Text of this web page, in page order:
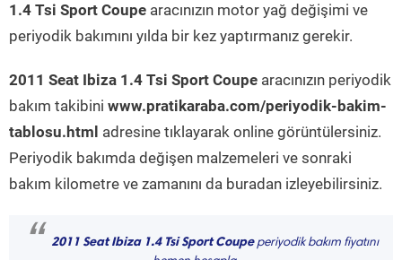
1.4 Tsi Sport Coupe aracınızın motor yağ değişimi ve
periyodik bakımını yılda bir kez yaptırmanız gerekir.
2011 Seat Ibiza 1.4 Tsi Sport Coupe aracınızın periyodik
bakım takibini www.pratikaraba.com/periyodik-bakim-
tablosu.html adresine tıklayarak online görüntülersiniz.
Periyodik bakımda değişen malzemeleri ve sonraki
bakım kilometre ve zamanını da buradan izleyebilirsiniz.
“ 2011 Seat Ibiza 1.4 Tsi Sport Coupeperiyodik bakım fiyatını